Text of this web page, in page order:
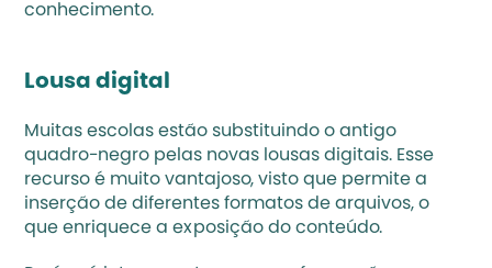
conhecimento.
Lousa digital
Muitas escolas estão substituindo o antigo
quadro-negro pelas novas lousas digitais. Esse
recurso é muito vantajoso, visto que permite a
inserção de diferentes formatos de arquivos, o
que enriquece a exposição do conteúdo.